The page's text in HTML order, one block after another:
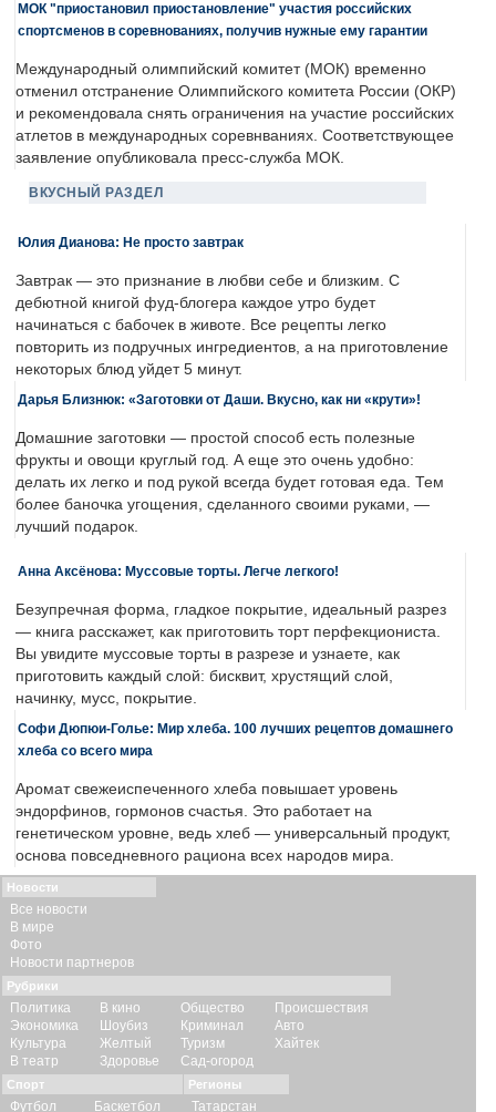
МОК "приостановил приостановление" участия российских
спортсменов в соревнованиях, получив нужные ему гарантии
Международный олимпийский комитет (МОК) временно
отменил отстранение Олимпийского комитета России (ОКР)
и рекомендовала снять ограничения на участие российских
атлетов в международных соревнваниях. Соответствующее
заявление опубликовала пресс-служба МОК.
ВКУСНЫЙ РАЗДЕЛ
Юлия Дианова: Не просто завтрак
Завтрак — это признание в любви себе и близким. С
дебютной книгой фуд-блогера каждое утро будет
начинаться с бабочек в животе. Все рецепты легко
повторить из подручных ингредиентов, а на приготовление
некоторых блюд уйдет 5 минут.
Дарья Близнюк: «Заготовки от Даши. Вкусно, как ни «крути»!
Домашние заготовки — простой способ есть полезные
фрукты и овощи круглый год. А еще это очень удобно:
делать их легко и под рукой всегда будет готовая еда. Тем
более баночка угощения, сделанного своими руками, —
лучший подарок.
Анна Аксёнова: Муссовые торты. Легче легкого!
Безупречная форма, гладкое покрытие, идеальный разрез
— книга расскажет, как приготовить торт перфекциониста.
Вы увидите муссовые торты в разрезе и узнаете, как
приготовить каждый слой: бисквит, хрустящий слой,
начинку, мусс, покрытие.
Софи Дюпюи-Голье: Мир хлеба. 100 лучших рецептов домашнего
хлеба со всего мира
Аромат свежеиспеченного хлеба повышает уровень
эндорфинов, гормонов счастья. Это работает на
генетическом уровне, ведь хлеб — универсальный продукт,
основа повседневного рациона всех народов мира.
Новости
Все новости
В мире
Фото
Новости партнеров
Рубрики
Политика
Экономика
Культура
В театр
В кино
Шоубиз
Желтый
Здоровье
Общество
Криминал
Туризм
Сад-огород
Происшествия
Авто
Хайтек
Спорт
Футбол Баскетбол
Регионы
Татарстан